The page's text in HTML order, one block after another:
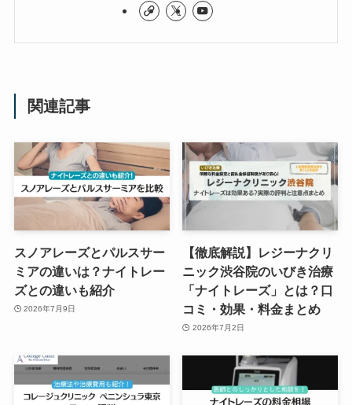
関連記事
スノアレーズとパルスサー
ミアの違いは？ナイトレー
ズとの違いも紹介
2026年7月9日
【徹底解説】レジーナクリ
ニック渋谷院のいびき治療
「ナイトレーズ」とは？口
コミ・効果・料金まとめ
2026年7月2日